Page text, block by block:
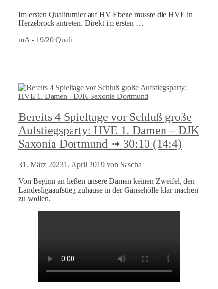
Im ersten Qualiturnier auf HV Ebene musste die HVE in
Herzebrock antreten. Direkt im ersten …
Kategorien
mA - 19/20 Schlagwörter
Quali
Bereits 4 Spieltage vor Schluß große
Aufstiegsparty: HVE 1. Damen – DJK
Saxonia Dortmund ➟ 30:10 (14:4)
31. März 20231. April 2019 von Sascha
Von Beginn an ließen unsere Damen keinen Zweifel, den
Landesligaaufstieg zuhause in der Gänsehölle klar machen
zu wollen.